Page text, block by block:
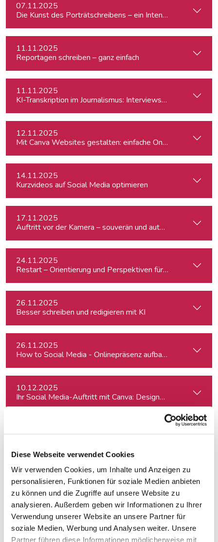
Diese Webseite verwendet Cookies
Wir verwenden Cookies, um Inhalte und Anzeigen zu
personalisieren, Funktionen für soziale Medien anbieten
zu können und die Zugriffe auf unsere Website zu
analysieren. Außerdem geben wir Informationen zu Ihrer
Verwendung unserer Website an unsere Partner für
soziale Medien, Werbung und Analysen weiter. Unsere
Partner führen diese Informationen möglicherweise mit
07.11.2025
Die Kunst des Porträtschreibens – ein Intensiv-Workshop
11.11.2025
Reportagen schreiben – ganz einfach
11.11.2025
KI-Transkription im Journalismus: Interviews &
12.11.2025
Mit Canva Websites gestalten: einfache One-Pager für
14.11.2025
Kurzvideos auf Social Media optimieren
17.11.2025
Auftritt vor der Kamera – souverän und authentisch
24.11.2025
Restart – Orientierung und Perspektiven für Medienprofis
26.11.2025
Besser schreiben und redigieren mit KI
26.11.2025
How to Social Media - Onlinepräsenz aufbauen & Beiträge
10.12.2025
Ihr Social Media-Auftritt mit Canva: Designs, die begeistern
16.01.2026
Themen finden, drehen, verkaufen
16.01.2026
Themen finden, drehen, verkaufen